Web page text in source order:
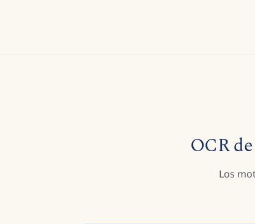
OCR
Los